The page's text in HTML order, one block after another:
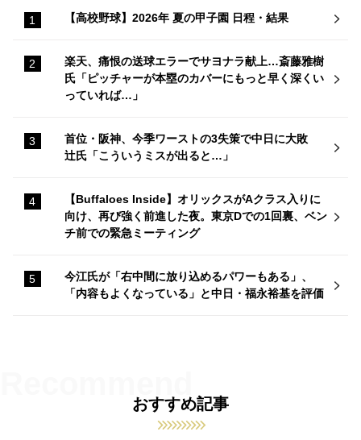
【高校野球】2026年 夏の甲子園 日程・結果
楽天、痛恨の送球エラーでサヨナラ献上…斎藤雅樹
氏「ピッチャーが本塁のカバーにもっと早く深くい
っていれば…」
首位・阪神、今季ワーストの3失策で中日に大敗
辻氏「こういうミスが出ると…」
【Buffaloes Inside】オリックスがAクラス入りに
向け、再び強く前進した夜。東京Dでの1回裏、ベン
チ前での緊急ミーティング
今江氏が「右中間に放り込めるパワーもある」、
「内容もよくなっている」と中日・福永裕基を評価
おすすめ記事